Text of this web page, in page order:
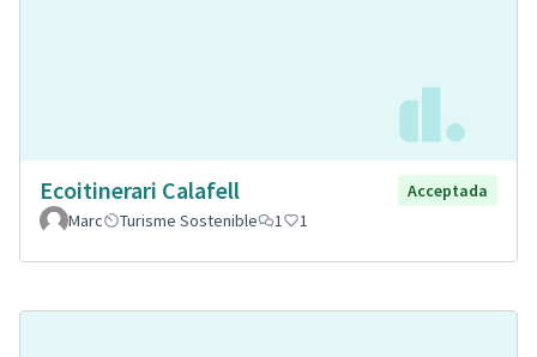
Ecoitinerari Calafell
Acceptada
Marc
Turisme Sostenible 1 1